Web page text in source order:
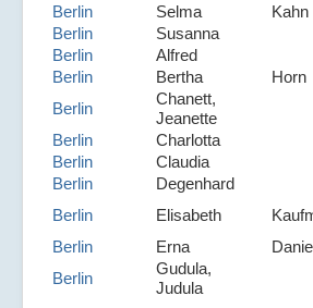
Berlin
Selma Kahn
Berlin
Susanna
Berlin
Alfred
Berlin
Bertha Horn
Berlin
Chanett,
Jeanette
Berlin
Charlotta
Berlin
Claudia
Berlin
Degenhard
Berlin
Elisabeth
Berlin
Erna
Berlin
Gudula,
Judula